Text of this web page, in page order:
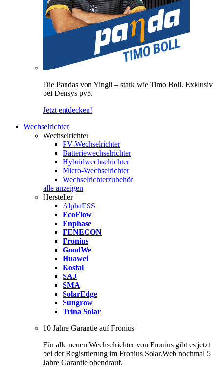
Die Pandas von Yingli – stark wie Timo Boll. Exklusiv
bei Densys pv5.
Jetzt entdecken!
Wechselrichter
Wechselrichter
PV-Wechselrichter
Batteriewechselrichter
Hybridwechselrichter
Micro-Wechselrichter
Wechselrichterzubehör
alle anzeigen
Hersteller
AlphaESS
EcoFlow
Enphase
FENECON
Fronius
GoodWe
Huawei
Kostal
SAJ
SMA
SolarEdge
Sungrow
Trina Solar
10 Jahre Garantie auf Fronius
Für alle neuen Wechselrichter von Fronius gibt es jetzt
bei der Registrierung im Fronius Solar.Web nochmal 5
Jahre Garantie obendrauf.